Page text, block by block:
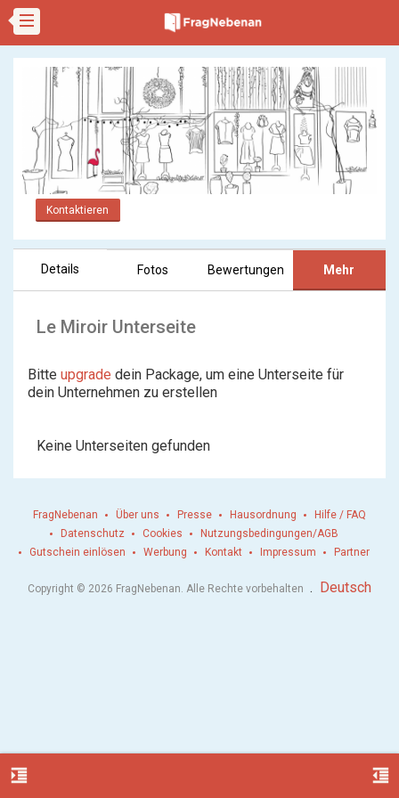
Kontaktieren
Details Fotos Bewertungen Mehr
Le Miroir Unterseite
Bitte upgrade dein Package, um eine Unterseite für
dein Unternehmen zu erstellen
Keine Unterseiten gefunden
format_indent_increase format_indent_decrease
FragNebenan Über uns Presse Hausordnung
Hilfe / FAQ
Datenschutz
Cookies
Nutzungsbedingungen/AGB
Gutschein einlösen
Werbung Kontakt Impressum Partner
Copyright © 2026 FragNebenan. Alle Rechte vorbehalten . Deutsch